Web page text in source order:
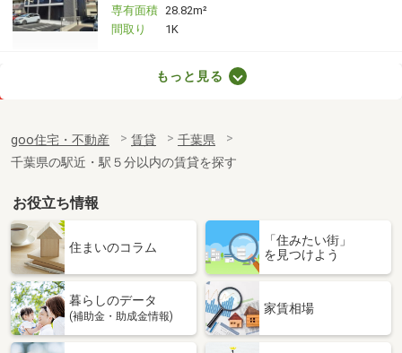
専有面積 28.82m²
間取り
1K
千葉県船橋市大穴北１丁目
専有面積
105.3m²
間取り
4LDK
千葉県市川市市川１丁目
価 格
千葉県市川市市川１丁目
専有面積 37.55m²
間取り
千葉県八千代市八千代台北７丁目
もっと見る
goo住宅・不動産 賃貸
千葉県
千葉県の駅近・駅５分以内の賃貸を探す
お役立ち情報
住まいのコラム
「住みたい街」
を見つけよう
暮らしのデータ
(補助金・助成金情報)
家賃相場